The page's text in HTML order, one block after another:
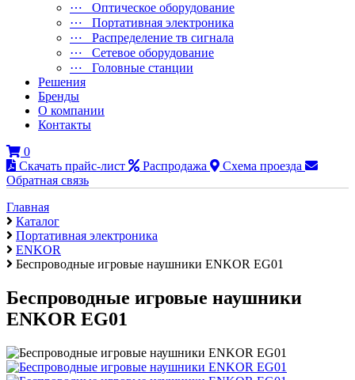
⋯ Оптическое оборудование
⋯ Портативная электроника
⋯ Распределение тв сигнала
⋯ Сетевое оборудование
⋯ Головные станции
Решения
Бренды
О компании
Контакты
0
Скачать прайс-лист
Распродажа
Схема проезда
Обратная связь
Главная
Каталог
Портативная электроника
ENKOR
Беспроводные игровые наушники ENKOR EG01
Беспроводные игровые наушники
ENKOR EG01